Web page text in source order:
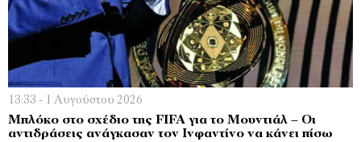
13:33 - 1 Αυγούστου 2026
Μπλόκο στο σχέδιο της FIFA για το Μουντιάλ – Οι
αντιδράσεις ανάγκασαν τον Ινφαντίνο να κάνει πίσω